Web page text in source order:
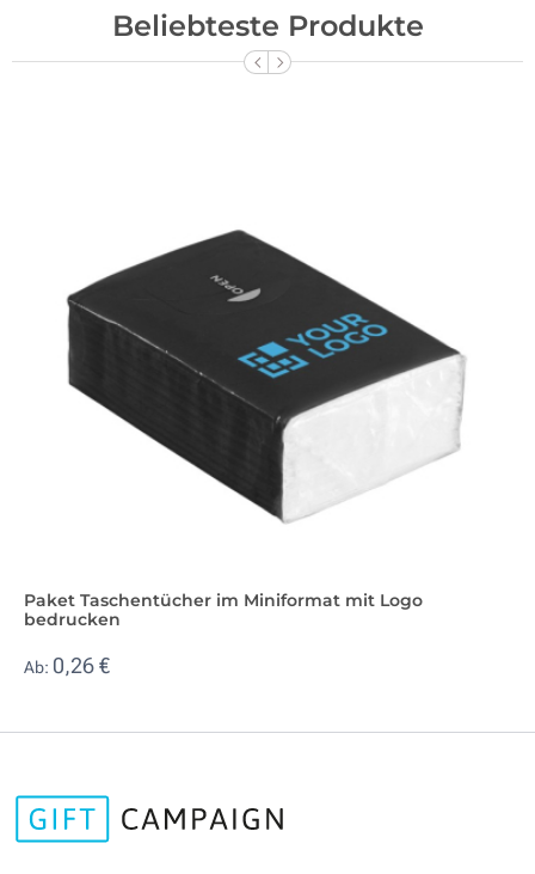
Beliebteste Produkte
Paket Taschentücher im Miniformat mit Logo
bedrucken
Ab: 0,26 €